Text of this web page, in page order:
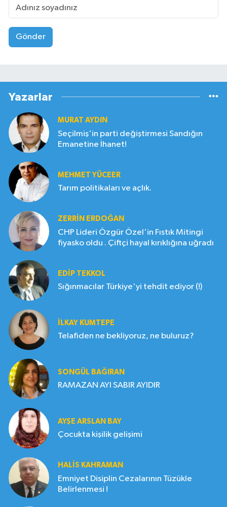
Gönder
Yazarlar
MURAT AYDIN
Seçilmiş'in parti değiştirmesi Sandığın
Emanetine İhanet!
MEHMET YÜCEER
Tarım politikaları ve açlık.
ZERRIN ERDOĞAN
CHP Lideri Özgür Özel'in Fıstık Mitingi
fiyasko oldu . Çiftçi hayal kırıklığına uğradı
EDIP TEKKOL
Sığınmacılar Türkiye'yi tehdit ediyor (!)
İLKAY KUMTEPE
Telafiden ne bekliyoruz, ne buluruz?
SONGÜL BAĞIRAN
RAMAZAN AYI SABIR AYIDIR
AYŞE ARSLAN BAY
Çocukta kişilik gelişimi
HALIS KAHRAMAN
Emniyet Disiplin Cezalarının Tüzükle
Belirlenmesi !